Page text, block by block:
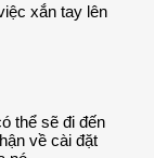
xắn tay lên
thể sẽ đi đến
về cài đặt